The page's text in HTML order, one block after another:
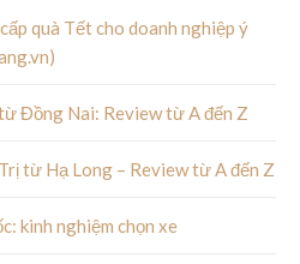
quà Tết cho doanh nghiệp ý
Đồng Nai: Review từ A đến Z
từ Hạ Long – Review từ A đến Z
kinh nghiệm chọn xe